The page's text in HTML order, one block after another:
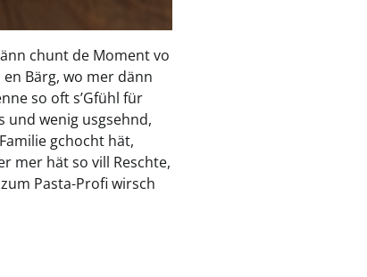
chunt de Moment vo
Bärg, wo mer dänn
so oft s’Gfühl für
und wenig usgsehnd,
gchocht hät,
mer hät so vill Reschte,
Pasta-Profi wirsch